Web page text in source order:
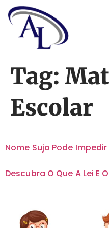
Tag:
Escolar
Nome Sujo Pode
Descubra O Que A Lei E